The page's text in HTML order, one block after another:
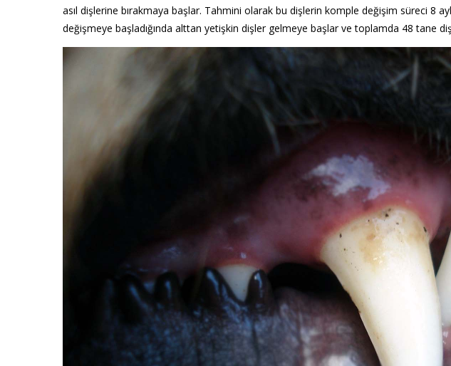
asıl dişlerine bırakmaya başlar. Tahmini olarak bu dişlerin komple değişim süreci 8
değişmeye başladığında alttan yetişkin dişler gelmeye başlar ve toplamda 48 tane